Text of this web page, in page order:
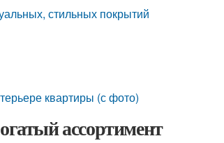
стильных покрытий
квартиры (с фото)
ассортимент